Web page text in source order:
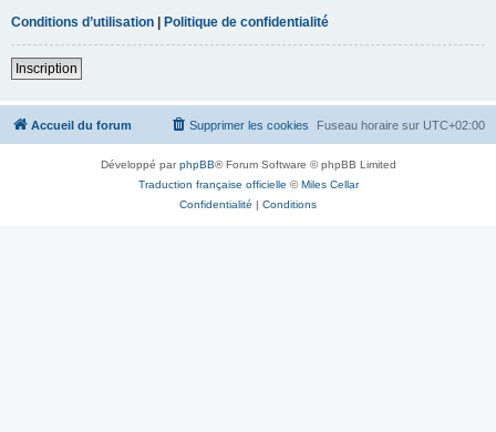
Conditions d’utilisation | Politique de confidentialité
Inscription
Accueil du forum Fuseau horaire sur UTC+02:00
Supprimer les cookies
Développé parphpBB® Forum Software © phpBB Limited
Traduction française officielle ©Miles Cellar
Confidentialité | Conditions